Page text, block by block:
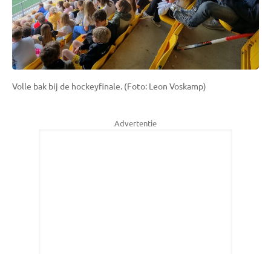
Volle bak bij de hockeyfinale. (Foto: Leon Voskamp)
Advertentie